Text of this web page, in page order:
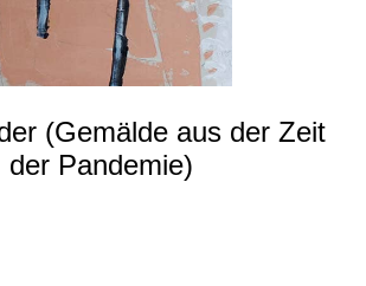
(Gemälde aus der Zeit
der Pandemie)